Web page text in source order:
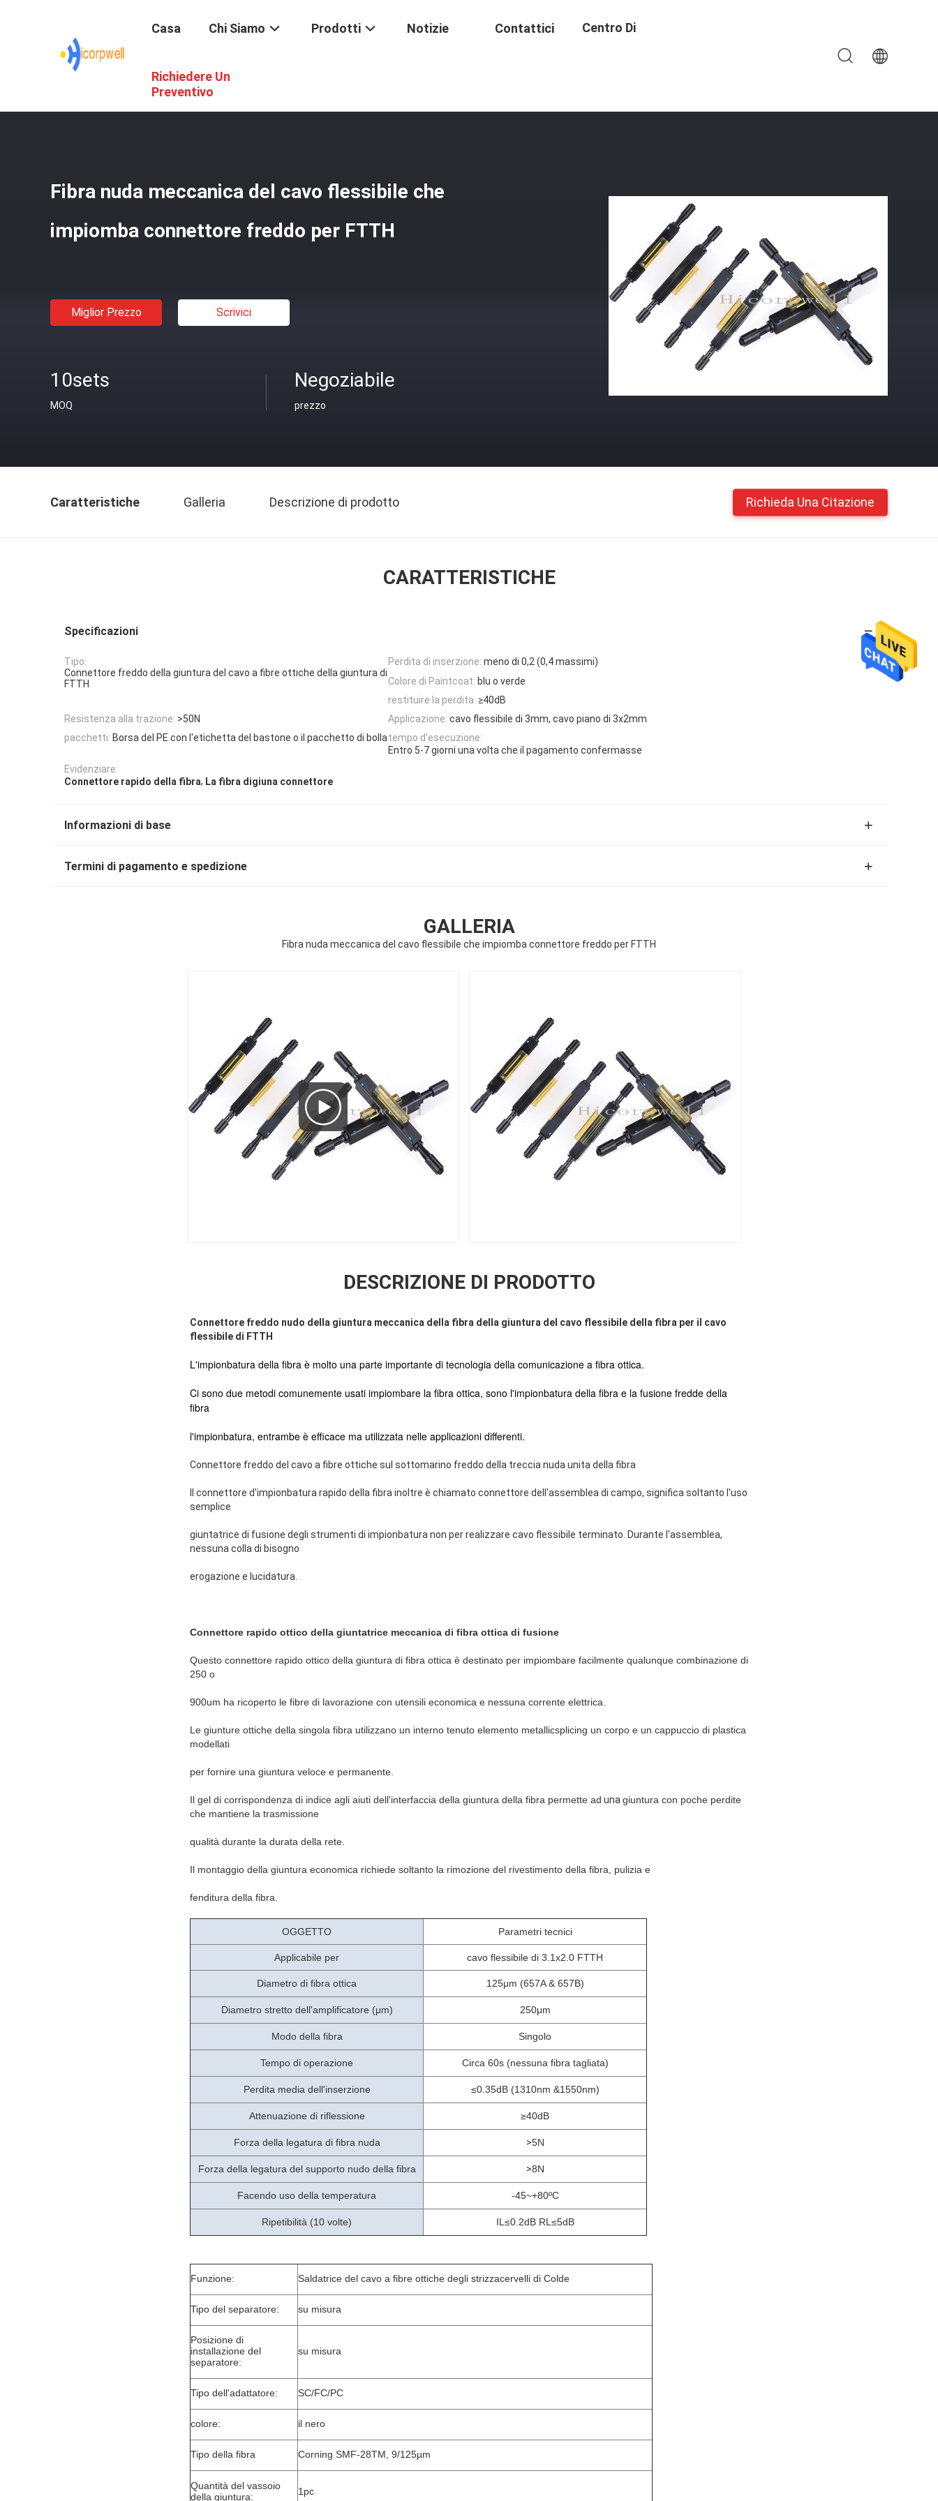
Casa Chi Siamo Prodotti Notizie Contattici Centro Di
Richiedere Un
Preventivo
Componenti Ottiche Della Fibra
Fibra nuda meccanica del cavo flessibile che
impiomba connettore freddo per FTTH
Miglior Prezzo Scrivici
10sets
MOQ
Negoziabile
prezzo
Caratteristiche Galleria Descrizione di prodotto Richieda Una Citazione
CARATTERISTICHE
Specificazioni
Tipo:
Connettore freddo della giuntura del cavo a fibre ottiche della giuntura di
FTTH
Perdita di inserzione: meno di 0,2 (0,4 massimi)
Colore di Paintcoat: blu o verde
restituire la perdita: ≥40dB
Resistenza alla trazione: >50N Applicazione: cavo flessibile di 3mm, cavo piano di 3x2mm
pacchetti: Borsa del PE con l'etichetta del bastone o il pacchetto di bollatempo d'esecuzione:
Entro 5-7 giorni una volta che il pagamento confermasse
Evidenziare:
Connettore rapido della fibra, La fibra digiuna connettore
Informazioni di base
Termini di pagamento e spedizione
GALLERIA
Fibra nuda meccanica del cavo flessibile che impiomba connettore freddo per FTTH
DESCRIZIONE DI PRODOTTO
Connettore freddo nudo della giuntura meccanica della fibra della giuntura del cavo flessibile della fibra per il cavo
flessibile di FTTH
L'impionbatura della fibra è molto una parte importante di tecnologia della comunicazione a fibra ottica.
Ci sono due metodi comunemente usati impiombare la fibra ottica, sono l'impionbatura della fibra e la fusione fredde della
fibra
l'impionbatura, entrambe è efficace ma utilizzata nelle applicazioni differenti.
Connettore freddo del cavo a fibre ottiche sul sottomarino freddo della treccia nuda unita della fibra
Il connettore d'impionbatura rapido della fibra inoltre è chiamato connettore dell'assemblea di campo, significa soltanto l'uso
semplice
giuntatrice di fusione degli strumenti di impionbatura non per realizzare cavo flessibile terminato. Durante l'assemblea,
nessuna colla di bisogno
erogazione e lucidatura.
Connettore rapido ottico della giuntatrice meccanica di fibra ottica di fusione
Questo connettore rapido ottico della giuntura di fibra ottica è destinato per impiombare facilmente qualunque combinazione di
250 o
900um ha ricoperto le fibre di lavorazione con utensili economica e nessuna corrente elettrica.
Le giunture ottiche della singola fibra utilizzano un interno tenuto elemento metallicsplicing un corpo e un cappuccio di plastica
modellati
per fornire una giuntura veloce e permanente.
Il gel di corrispondenza di indice agli aiuti dell'interfaccia della giuntura della fibra permette ad una giuntura con poche perdite
che mantiene la trasmissione
qualità durante la durata della rete.
Il montaggio della giuntura economica richiede soltanto la rimozione del rivestimento della fibra, pulizia e
fenditura della fibra.
OGGETTO Parametri tecnici
Applicabile per cavo flessibile di 3.1x2.0 FTTH
Diametro di fibra ottica 125μm (657A & 657B)
Diametro stretto dell'amplificatore (μm) 250μm
Modo della fibra Singolo
Tempo di operazione Circa 60s (nessuna fibra tagliata)
Perdita media dell'inserzione ≤0.35dB (1310nm &1550nm)
Attenuazione di riflessione ≥40dB
Forza della legatura di fibra nuda >5N
Forza della legatura del supporto nudo della fibra >8N
Facendo uso della temperatura -45~+80ºC
Ripetibilità (10 volte) IL≤0.2dB RL≤5dB
Funzione: Saldatrice del cavo a fibre ottiche degli strizzacervelli di Colde
Tipo del separatore: su misura
Posizione di
installazione del
separatore:
su misura
Tipo dell'adattatore: SC/FC/PC
colore: il nero
Tipo della fibra Corning SMF-28TM, 9/125µm
Quantità del vassoio
della giuntura:
1pc